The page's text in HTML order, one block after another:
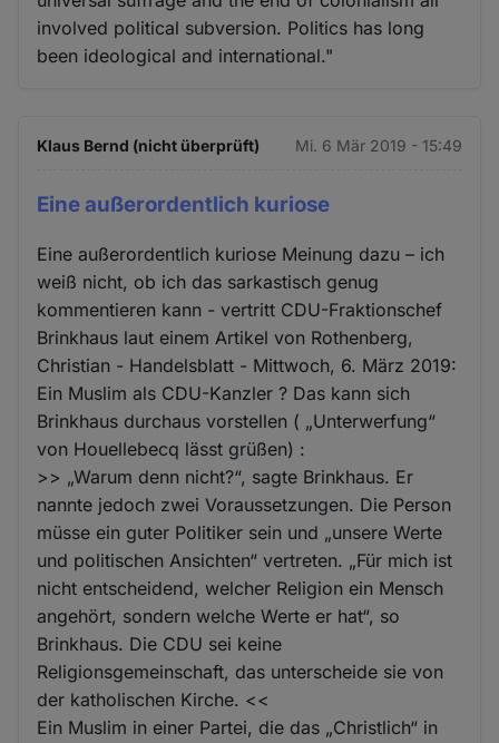
involved political subversion. Politics has long
been ideological and international."
Klaus Bernd (nicht überprüft) Mi. 6 Mär 2019 - 15:49
Eine außerordentlich kuriose
Eine außerordentlich kuriose Meinung dazu – ich
weiß nicht, ob ich das sarkastisch genug
kommentieren kann - vertritt CDU-Fraktionschef
Brinkhaus laut einem Artikel von Rothenberg,
Christian - Handelsblatt - Mittwoch, 6. März 2019:
Ein Muslim als CDU-Kanzler ? Das kann sich
Brinkhaus durchaus vorstellen ( „Unterwerfung“
von Houellebecq lässt grüßen) :
>> „Warum denn nicht?“, sagte Brinkhaus. Er
nannte jedoch zwei Voraussetzungen. Die Person
müsse ein guter Politiker sein und „unsere Werte
und politischen Ansichten“ vertreten. „Für mich ist
nicht entscheidend, welcher Religion ein Mensch
angehört, sondern welche Werte er hat“, so
Brinkhaus. Die CDU sei keine
Religionsgemeinschaft, das unterscheide sie von
der katholischen Kirche. <<
Ein Muslim in einer Partei, die das „Christlich“ in